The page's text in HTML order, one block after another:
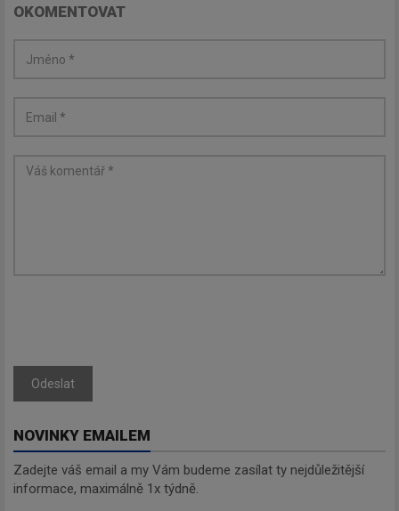
OKOMENTOVAT
Odeslat
NOVINKY EMAILEM
Zadejte váš email a my Vám budeme zasílat ty nejdůležitější
informace, maximálně 1x týdně.